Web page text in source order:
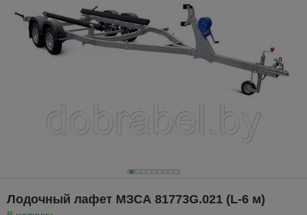
Лодочный лафет МЗСА 81773G.021 (L-6 м)